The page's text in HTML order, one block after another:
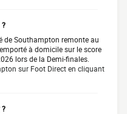
de Southampton remonte au
à domicile sur le score
lors de la Demi-finales.
sur Foot Direct en cliquant